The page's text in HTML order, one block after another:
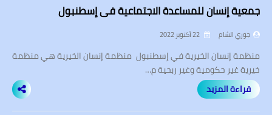
جمعية إنسان للمساعدة الاجتماعية في إسطنبول
جوري الشام
منظمة إنسان الخيرية في إسطنبول منظمة إنسان الخيرية هي منظمة
خيرية غير حكومية وغير ربحية م…
قراءة المزيد